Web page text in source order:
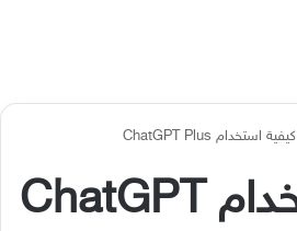
كيفية استخدام ChatGPT Plus
كيفية استخدام ChatGPT